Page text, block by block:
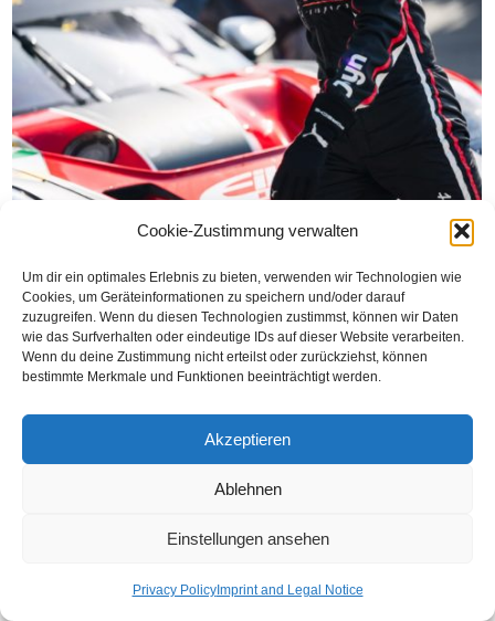
Cookie-Zustimmung verwalten
Um dir ein optimales Erlebnis zu bieten, verwenden wir Technologien wie
Cookies, um Geräteinformationen zu speichern und/oder darauf
zuzugreifen. Wenn du diesen Technologien zustimmst, können wir Daten
wie das Surfverhalten oder eindeutige IDs auf dieser Website verarbeiten.
Wenn du deine Zustimmung nicht erteilst oder zurückziehst, können
bestimmte Merkmale und Funktionen beeinträchtigt werden.
Akzeptieren
Ablehnen
Einstellungen ansehen
Privacy PolicyImprint and Legal Notice